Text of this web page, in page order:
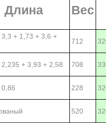
Длина Вес
3,3 + 1,73 + 3,6 +
712
+ 3,93 + 2,58 708
228
520